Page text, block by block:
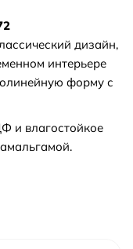
дизайн,
интерьере
форму с
и влагостойкое